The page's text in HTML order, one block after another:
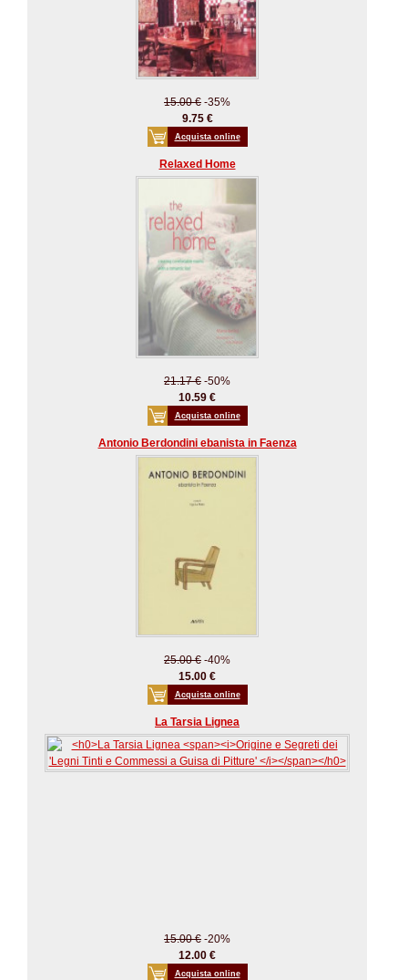
15.00 € -35%
9.75 €
Acquista online
Relaxed Home
21.17 € -50%
10.59 €
Acquista online
Antonio Berdondini ebanista in Faenza
25.00 € -40%
15.00 €
Acquista online
La Tarsia Lignea
15.00 € -20%
12.00 €
Acquista online